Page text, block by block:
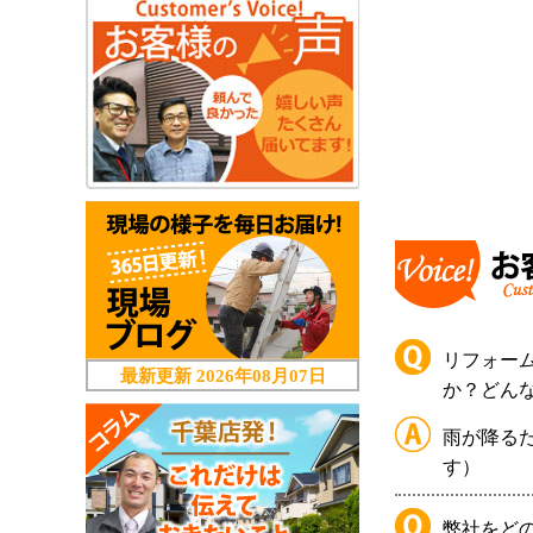
リフォー
か？どん
雨が降る
す）
最新更新 2026年08月07日